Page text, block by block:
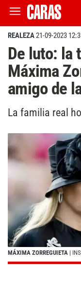
REALEZA21-09-2023
De luto: la
Máxima
amigo de
La familia real
MÁXIMA ZORREGUIETA |